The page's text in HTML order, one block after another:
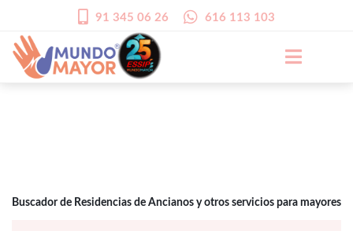
91 345 06 26 616 113 103
Buscador de Residencias de Ancianos y otros servicios para mayores